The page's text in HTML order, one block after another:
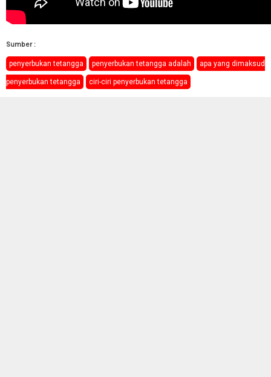
Sumber :
penyerbukan tetangga penyerbukan tetangga adalah apa yang dimaksud
penyerbukan tetangga ciri-ciri penyerbukan tetangga